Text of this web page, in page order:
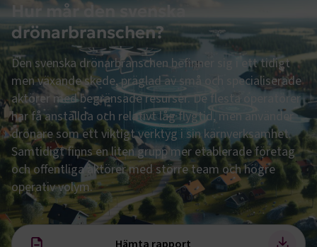
Hur mår den svenska
drönarbranschen?
Den svenska drönarbranschen befinner sig i ett tidigt
men växande skede, präglad av små och specialiserade
aktörer med begränsade resurser. De flesta operatörer
har få anställda och relativt låg flygtid, men använder
drönare som ett viktigt verktyg i sin kärnverksamhet.
Samtidigt finns en liten grupp mer etablerade företag
och offentliga aktörer med större team och högre
operativ volym.
Hämta rapport